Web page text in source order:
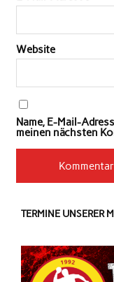
Website
Name, E-Mail-
meinen nächsten
TERMINE UNSERER